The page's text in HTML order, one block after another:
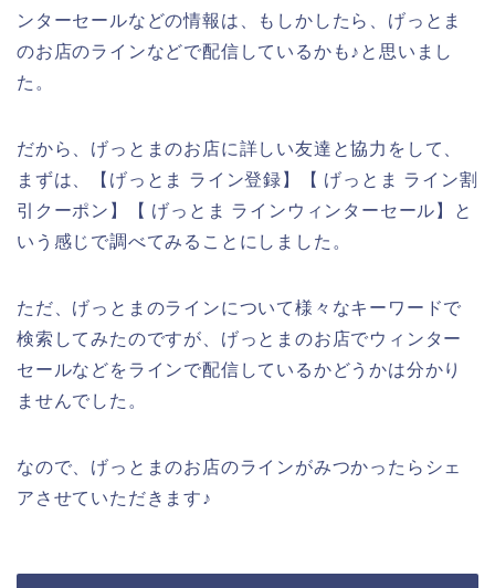
ンターセールなどの情報は、もしかしたら、げっとま
のお店のラインなどで配信しているかも♪と思いまし
た。
だから、げっとまのお店に詳しい友達と協力をして、
まずは、【げっとま ライン登録】【 げっとま ライン割
引クーポン】【 げっとま ラインウィンターセール】と
いう感じで調べてみることにしました。
ただ、げっとまのラインについて様々なキーワードで
検索してみたのですが、げっとまのお店でウィンター
セールなどをラインで配信しているかどうかは分かり
ませんでした。
なので、げっとまのお店のラインがみつかったらシェ
アさせていただきます♪